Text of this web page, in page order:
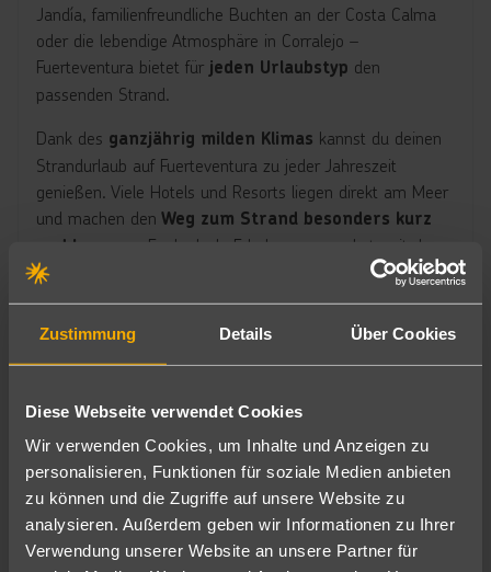
Zustimmung Details Über Cookies
Diese Webseite verwendet Cookies
Wir verwenden Cookies, um Inhalte und Anzeigen zu
personalisieren, Funktionen für soziale Medien anbieten
zu können und die Zugriffe auf unsere Website zu
analysieren. Außerdem geben wir Informationen zu Ihrer
Verwendung unserer Website an unsere Partner für
Jandía, familienfreundliche Buchten an der Costa Calma
oder die lebendige Atmosphäre in Corralejo –
Fuerteventura bietet für jeden Urlaubstyp den
passenden Strand.
Dank des ganzjährig milden Klimas kannst du deinen
Strandurlaub auf Fuerteventura zu jeder Jahreszeit
genießen. Viele Hotels und Resorts liegen direkt am Meer
und machen den Weg zum Strand besonders kurz
und bequem. Egal, ob du Erholung pur suchst, mit der
Familie verreist oder dich beim Surfen und Kiten austoben
möchtest – auf Fuerteventura findest du die perfekte
Kombination aus
Sonne, Strand und Urlaubsfeeling.
Fuerteventura Partyurlaub
Fuerteventura ist nicht nur für endlose Strände und
traumhaftes Wetter bekannt, sondern auch ein